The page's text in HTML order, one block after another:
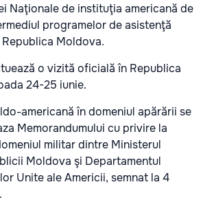
Naţionale de instituţia americană de
programelor de asistenţă
Moldova.
o vizită oficială în Republica
24-25 iunie.
americană în domeniul apărării se
Memorandumului cu privire la
militar dintre Ministerul
Moldova şi Departamentul
Unite ale Americii, semnat la 4